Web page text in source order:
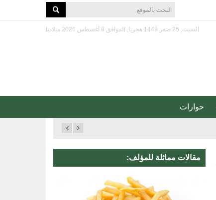
السبت, 25 صفر 1448 هجريا, الموافق 8 أغسطس 2026 ميلاديا
حوارات
مقالات مماثلة للمؤلف: